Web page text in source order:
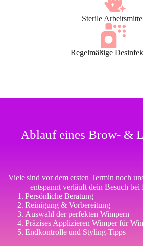
Sterile
Regelmäßige
Ablauf eines Brow- &
Viele sind vor dem ersten Termin noch
entspannt verläuft dein Besuch bei
Persönliche Beratung
Reinigung & Vorbereitung
Auswahl der perfekten Wimpern
Präzises Applizieren Wimper für
Endkontrolle und Styling-Tipps